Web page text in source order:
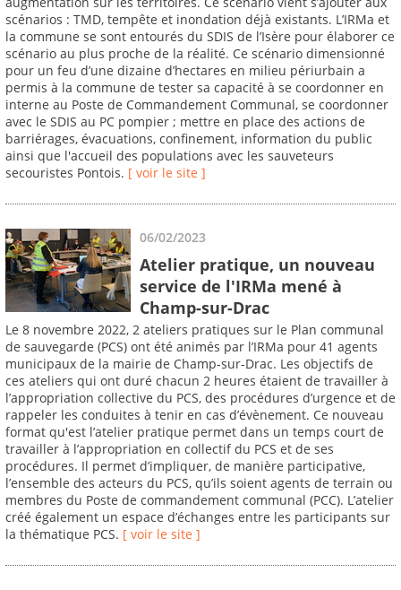
scénarios : TMD, tempête et inondation déjà existants. L’IRMa et
la commune se sont entourés du SDIS de l’Isère pour élaborer ce
scénario au plus proche de la réalité. Ce scénario dimensionné
pour un feu d’une dizaine d’hectares en milieu périurbain a
permis à la commune de tester sa capacité à se coordonner en
interne au Poste de Commandement Communal, se coordonner
avec le SDIS au PC pompier ; mettre en place des actions de
barriérages, évacuations, confinement, information du public
ainsi que l'accueil des populations avec les sauveteurs
secouristes Pontois. [ voir le site ]
06/02/2023
Atelier pratique, un nouveau
service de l'IRMa mené à
Champ-sur-Drac
Le 8 novembre 2022, 2 ateliers pratiques sur le Plan communal
de sauvegarde (PCS) ont été animés par l’IRMa pour 41 agents
municipaux de la mairie de Champ-sur-Drac. Les objectifs de
ces ateliers qui ont duré chacun 2 heures étaient de travailler à
l’appropriation collective du PCS, des procédures d’urgence et de
rappeler les conduites à tenir en cas d’évènement. Ce nouveau
format qu'est l’atelier pratique permet dans un temps court de
travailler à l’appropriation en collectif du PCS et de ses
procédures. Il permet d’impliquer, de manière participative,
l’ensemble des acteurs du PCS, qu’ils soient agents de terrain ou
membres du Poste de commandement communal (PCC). L’atelier
créé également un espace d’échanges entre les participants sur
la thématique PCS. [ voir le site ]